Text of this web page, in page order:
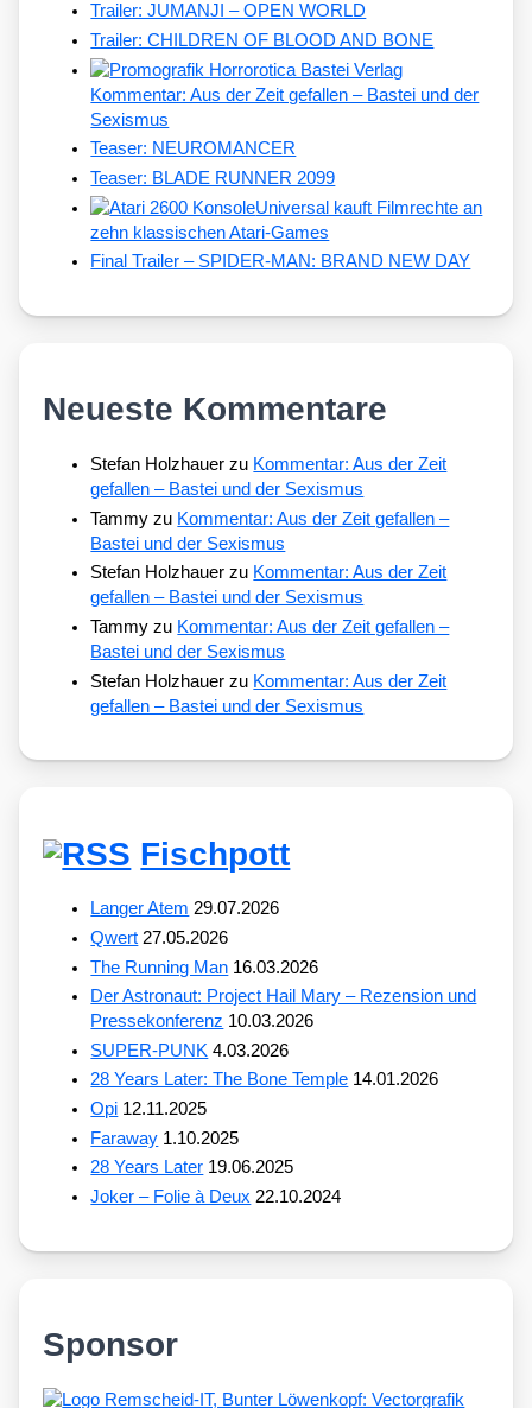
Trailer: JUMANJI – OPEN WORLD
Trailer: CHILDREN OF BLOOD AND BONE
Kommentar: Aus der Zeit gefallen – Bastei und der
Sexismus
Teaser: NEUROMANCER
Teaser: BLADE RUNNER 2099
Universal kauft Filmrechte an
zehn klassischen Atari-Games
Final Trailer – SPIDER-MAN: BRAND NEW DAY
Neueste Kommentare
Stefan Holzhauer zu Kommentar: Aus der Zeit
gefallen – Bastei und der Sexismus
Tammy zu Kommentar: Aus der Zeit gefallen –
Bastei und der Sexismus
Stefan Holzhauer zu Kommentar: Aus der Zeit
gefallen – Bastei und der Sexismus
Tammy zu Kommentar: Aus der Zeit gefallen –
Bastei und der Sexismus
Stefan Holzhauer zu Kommentar: Aus der Zeit
gefallen – Bastei und der Sexismus
Fischpott
Langer Atem 29.07.2026
Qwert 27.05.2026
The Running Man 16.03.2026
Der Astronaut: Project Hail Mary – Rezension und
Pressekonferenz 10.03.2026
SUPER-PUNK 4.03.2026
28 Years Later: The Bone Temple 14.01.2026
Opi 12.11.2025
Faraway 1.10.2025
28 Years Later 19.06.2025
Joker – Folie à Deux 22.10.2024
Sponsor